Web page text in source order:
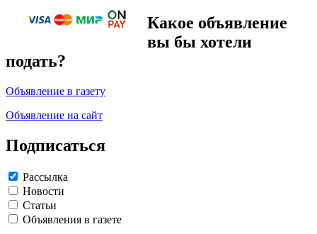
Какое объявление
вы бы хотели
подать?
Объявление в газету
Объявление на сайт
Подписаться
Рассылка
Новости
Статьи
Объявления в газете